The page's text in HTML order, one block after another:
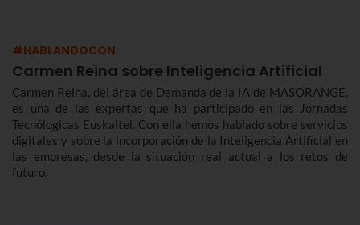
#HABLANDOCON
Carmen Reina sobre Inteligencia Artificial
Carmen Reina, del área de Demanda de la IA de MASORANGE,
es una de las expertas que ha participado en las Jornadas
Tecnólogicas Euskaltel. Con ella hemos hablado sobre servicios
digitales y sobre la incorporación de la Inteligencia Artificial en
las empresas, desde la situación real actual a los retos de
futuro.